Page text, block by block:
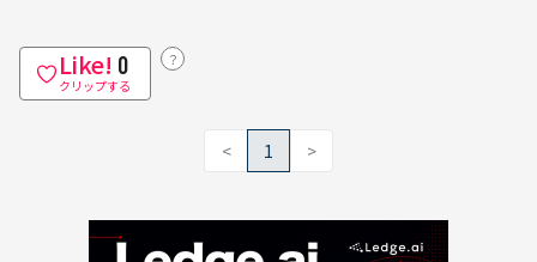
Like! 0
クリップする
？
< 1 >